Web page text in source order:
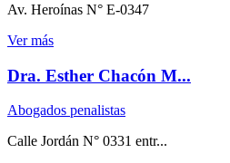
Av. Heroínas N° E-0347
Ver más
Dra. Esther Chacón M...
Abogados penalistas
Calle Jordán N° 0331 entr...